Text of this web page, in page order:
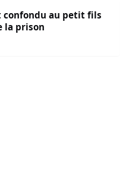
au petit fils du
confondu au petit fils
la prison